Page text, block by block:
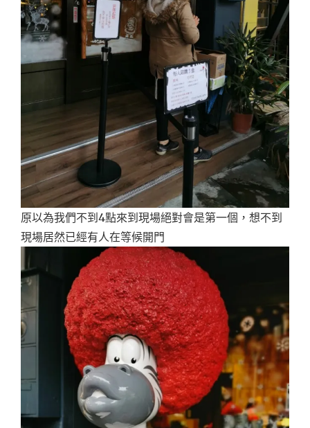
原以為我們不到4點來到現場絕對會是第一個，想不到
現場居然已經有人在等候開門